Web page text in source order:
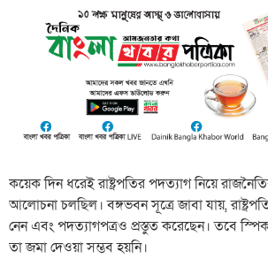
কয়েক দিন ধরেই রাষ্ট্রপতির পদত্যাগ নিয়ে
আলোচনা চলছিল। বঙ্গভবন সূত্রে জাবা যায়,
নেন এবং পদত্যাগপত্রও প্রস্তুত করেছেন। তবে
তা জমা দেওয়া সম্ভব হয়নি।